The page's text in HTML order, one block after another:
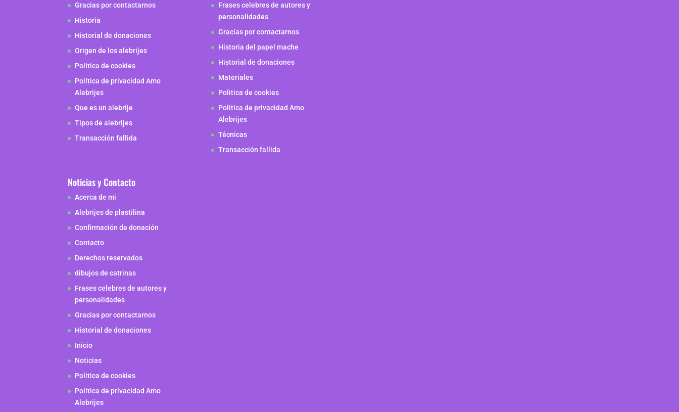
Gracias por contactarnos
Historia
Historial de donaciones
Origen de los alebrijes
Politica de cookies
Política de privacidad Amo
Alebrijes
Que es un alebrije
Tipos de alebrijes
Transacción fallida
Noticias y Contacto
Acerca de mi
Alebrijes de plastilina
Confirmación de donación
Contacto
Derechos reservados
dibujos de catrinas
Frases celebres de autores y
personalidades
Gracias por contactarnos
Historial de donaciones
Inicio
Noticias
Politica de cookies
Política de privacidad Amo
Alebrijes
Frases celebres de autores y
personalidades
Gracias por contactarnos
Historia del papel mache
Historial de donaciones
Materiales
Politica de cookies
Política de privacidad Amo
Alebrijes
Técnicas
Transacción fallida